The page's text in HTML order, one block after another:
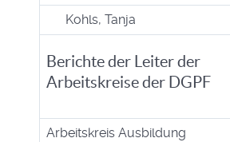
Kohls, Tanja
Berichte der Leiter der
Arbeitskreise der DGPF
Arbeitskreis Ausbildung